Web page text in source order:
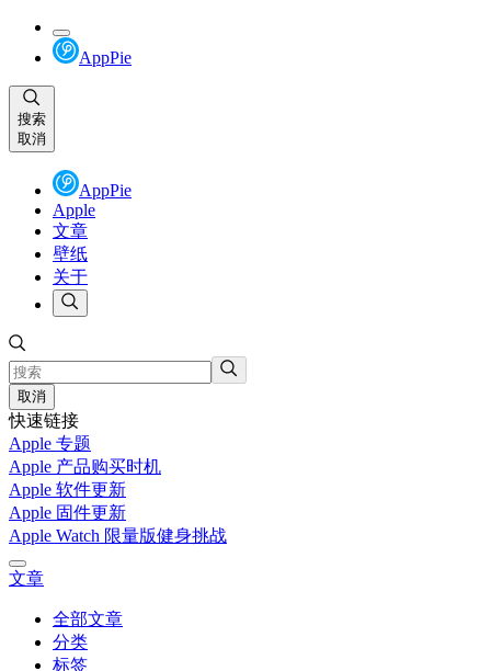
AppPie
搜索
取消
AppPie
Apple
文章
壁纸
关于
取消
快速链接
Apple 专题
Apple 产品购买时机
Apple 软件更新
Apple 固件更新
Apple Watch 限量版健身挑战
文章
全部文章
分类
标签